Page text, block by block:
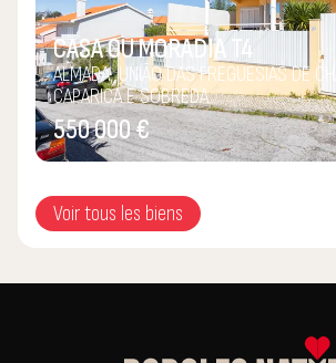
CASA OU MORADIA T4
ALMADA, UNIÃO DAS FREGUESIAS DE
CAPARICA E SOBREDA
550 000 €
Voir tous les biens